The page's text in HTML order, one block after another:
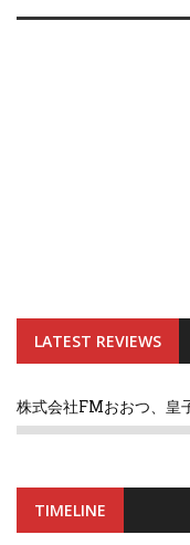
LATEST REVIEWS
株式会社FMおおつ、皇
TIMELINE